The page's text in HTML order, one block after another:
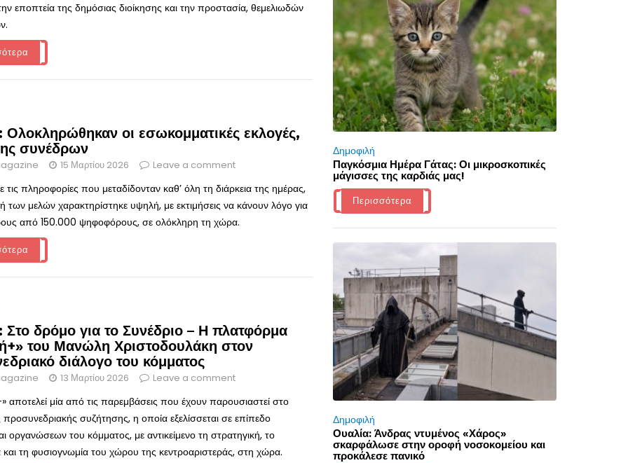
εποπτεία της δημόσιας διοίκησης και την προστασία, θεμελιωδών
οι εσωκομματικές εκλογές,
συνέδρων
15 Μαρτίου 2026 Leave a comment
πληροφορίες που μεταδίδονταν καθ’ όλη τη διάρκεια της ημέρας,
των μελών χαρακτηρίστηκε υψηλή, με εκτιμήσεις να κάνουν λόγο για
από 150.000 ψηφοφόρους, σε ολόκληρη τη χώρα.
δρόμο για το Συνέδριο – Η πλατφόρμα
του Μανώλη Χριστοδουλάκη στον
διάλογο του κόμματος
13 Μαρτίου 2026 Leave a comment
αποτελεί μία από τις παρεμβάσεις που έχουν παρουσιαστεί στο
προσυνεδριακής συζήτησης, η οποία εξελίσσεται σε επίπεδο
οργανώσεων του κόμματος, με αντικείμενο τη στρατηγική, το
τη φυσιογνωμία του χώρου της κεντροαριστεράς, στη χώρα.
Δημοφιλή
Παγκόσμια Ημέρα Γάτας: Οι μικροσκοπικές
μάγισσες της καρδιάς μας!
Περισσότερα
Δημοφιλή
Ουαλία: Άνδρας ντυμένος «Χάρος»
σκαρφάλωσε στην οροφή νοσοκομείου και
προκάλεσε πανικό